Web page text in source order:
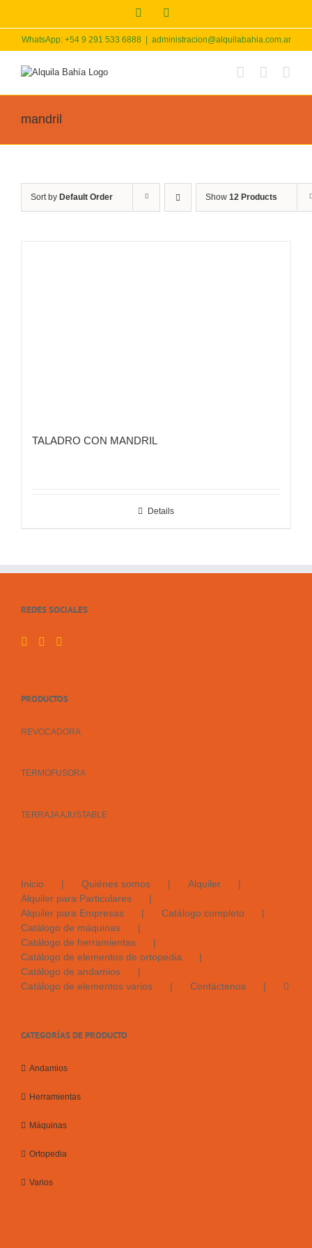
content
Facebook
WhatsApp: +54 9 291 533 6888 administracion@alquilabahia.com.ar
mandril
Sort by Default Order Show 12 Products
TALADRO CON MANDRIL
Details
REDES SOCIALES
PRODUCTOS
REVOCADORA
TERMOFUSORA
TERRAJA AJUSTABLE
Inicio Quiénes somos
Alquiler
Alquiler para Particulares
Alquiler para Empresas
Catálogo completo
Catálogo de máquinas
Catálogo de herramientas
Catálogo de elementos de ortopedia
Catálogo de andamios
Catálogo de elementos varios
Contáctenos
CATEGORÍAS DE PRODUCTO
Andamios
Herramientas
Máquinas
Ortopedia
Varios